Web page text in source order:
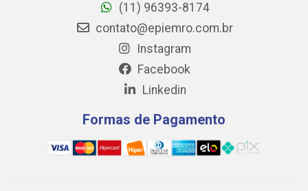
(11) 96393-8174
contato@epiemro.com.br
Instagram
Facebook
Linkedin
Formas de Pagamento